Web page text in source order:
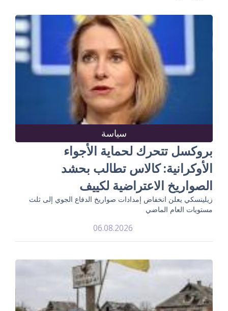
سياسة
بروكسل تتحرك لحماية الأجواء
الأوكرانية: كالاس تطالب بحشد
الصواريخ الاعتراضية لكييف
زيلينسكي يعلن انخفاض إمدادات صواريخ الدفاع الجوي إلى ثلث
مستويات العام الماضي
06.08.2026